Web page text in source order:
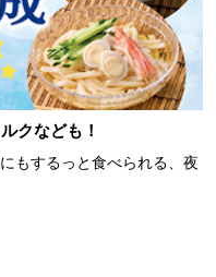
クなども！
もするっと食べられる、夜